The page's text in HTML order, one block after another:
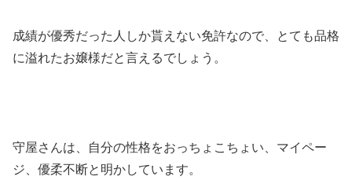
成績が優秀だった人しか貰えない免許なので、とても品格
に溢れたお嬢様だと言えるでしょう。
守屋さんは、自分の性格をおっちょこちょい、マイペー
ジ、優柔不断と明かしています。